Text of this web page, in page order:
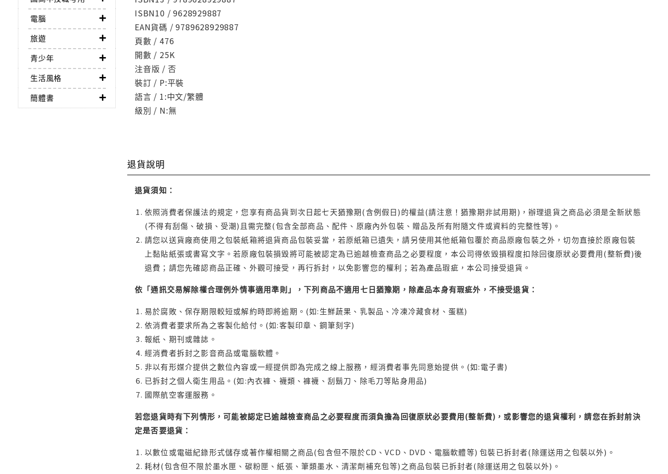
電腦
旅遊
青少年
生活風格
簡體書
ISBN10 / 9628929887
EAN貨碼 / 9789628929887
頁數 / 476
開數 / 25K
注音版 / 否
裝訂 / P:平裝
語言 / 1:中文/繁體
級別 / N:無
退貨說明
退貨須知：
依照消費者保護法的規定，您享有商品貨到次日起七天猶豫期(含例假日)的權益(請注意！猶豫期非試用期)，辦理退貨之商品必須是全新狀態
(不得有刮傷、破損、受潮)且需完整(包含全部商品、配件、原廠內外包裝、贈品及所有附隨文件或資料的完整性等)。
請您以送貨廠商使用之包裝紙箱將退貨商品包裝妥當，若原紙箱已遺失，請另使用其他紙箱包覆於商品原廠包裝之外，切勿直接於原廠包裝
上黏貼紙張或書寫文字。若原廠包裝損毀將可能被認定為已逾越檢查商品之必要程度，本公司得依毀損程度扣除回復原狀必要費用(整新費)後
退費；請您先確認商品正確、外觀可接受，再行拆封，以免影響您的權利；若為產品瑕疵，本公司接受退貨。
依「通訊交易解除權合理例外情事適用準則」，下列商品不適用七日猶豫期，除產品本身有瑕疵外，不接受退貨：
易於腐敗、保存期限較短或解約時即將逾期。(如:生鮮蔬果、乳製品、冷凍冷藏食材、蛋糕)
依消費者要求所為之客製化給付。(如:客製印章、鋼筆刻字)
報紙、期刊或雜誌。
經消費者拆封之影音商品或電腦軟體。
非以有形媒介提供之數位內容或一經提供即為完成之線上服務，經消費者事先同意始提供。(如:電子書)
已拆封之個人衛生用品。(如:內衣褲、襪類、褲襪、刮鬍刀、除毛刀等貼身用品)
國際航空客運服務。
若您退貨時有下列情形，可能被認定已逾越檢查商品之必要程度而須負擔為回復原狀必要費用(整新費)，或影響您的退貨權利，請您在拆封前決
定是否要退貨：
以數位或電磁紀錄形式儲存或著作權相關之商品(包含但不限於CD、VCD、DVD、電腦軟體等) 包裝已拆封者(除運送用之包裝以外)。
耗材(包含但不限於墨水匣、碳粉匣、紙張、筆類墨水、清潔劑補充包等)之商品包裝已拆封者(除運送用之包裝以外)。